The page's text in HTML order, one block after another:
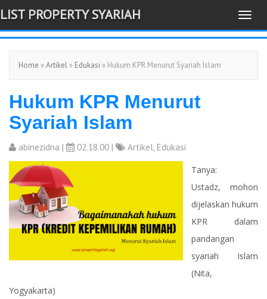
-->
T
o
g
l
t
i
n
LIST PROPERTY SYARIAH
Home »Artikel » Edukasi » Hukum KPR Menurut Syariah Islam
Hukum KPR Menurut
Syariah Islam
abinezidna | 02.18.00 | Artikel, Edukasi
Tanya:
Ustadz, mohon
dijelaskan hukum
KPR dalam
pandangan
syariah Islam
(Nita,
Yogyakarta)